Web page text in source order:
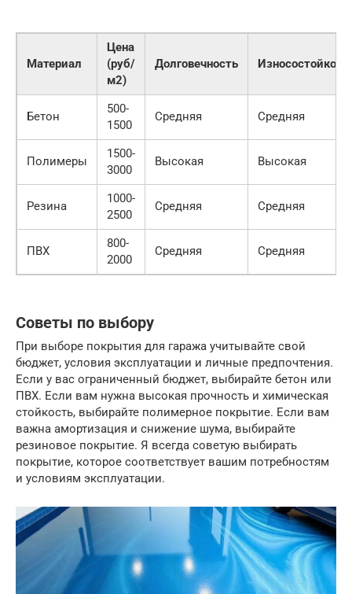
Материал
Цена
(руб/
м2)
Долговечность
Бетон
500-
1500
Средняя Средняя
Полимеры
1500-
3000
Высокая Высокая
Резина
1000-
2500
Средняя Средняя
ПВХ
800-
2000
Средняя Средняя
Советы по выбору
При выборе покрытия для гаража учитывайте свой
бюджет, условия эксплуатации и личные предпочтения.
Если у вас ограниченный бюджет, выбирайте бетон или
ПВХ. Если вам нужна высокая прочность и химическая
стойкость, выбирайте полимерное покрытие. Если вам
важна амортизация и снижение шума, выбирайте
резиновое покрытие. Я всегда советую выбирать
покрытие, которое соответствует вашим потребностям
и условиям эксплуатации.